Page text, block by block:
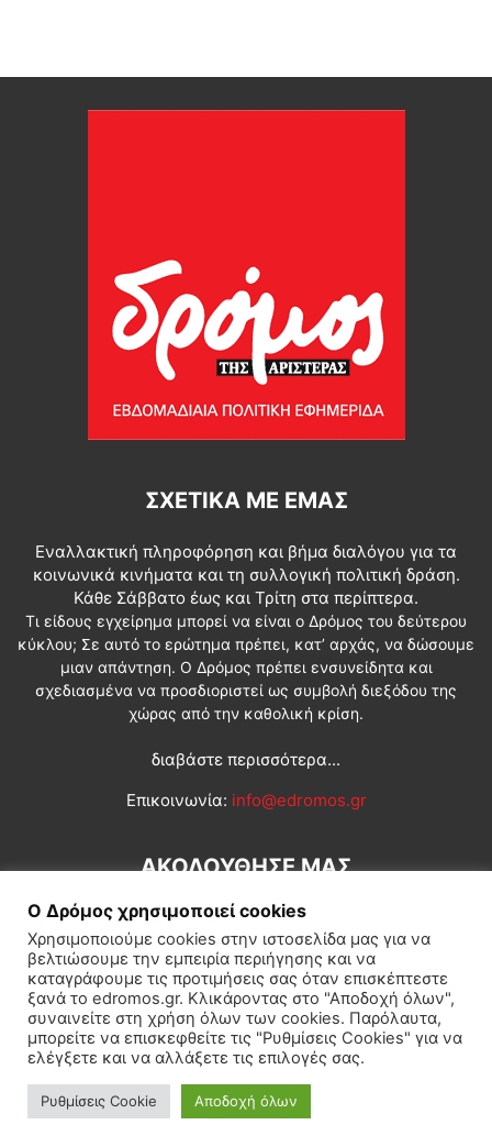
ΣΧΕΤΙΚΆ ΜΕ ΕΜΆΣ
Εναλλακτική πληροφόρηση και βήμα διαλόγου για τα
κοινωνικά κινήματα και τη συλλογική πολιτική δράση.
Κάθε Σάββατο έως και Τρίτη στα περίπτερα.
Τι είδους εγχείρημα μπορεί να είναι ο Δρόμος του δεύτερου
κύκλου; Σε αυτό το ερώτημα πρέπει, κατ’ αρχάς, να δώσουμε
μιαν απάντηση. Ο Δρόμος πρέπει ενσυνείδητα και
σχεδιασμένα να προσδιοριστεί ως συμβολή διεξόδου της
χώρας από την καθολική κρίση.
διαβάστε περισσότερα...
Επικοινωνία: info@edromos.gr
ΑΚΟΛΟΥΘΗΣΕ ΜΑΣ
Εγγραφή συνδρομητή Πολιτική Διεθνή Κοινωνία
Πολιτισμός Αφιερώματα
© Δρόμος της Αριστεράς
Ο Δρόμος χρησιμοποιεί cookies
Χρησιμοποιούμε cookies στην ιστοσελίδα μας για να
βελτιώσουμε την εμπειρία περιήγησης και να
καταγράφουμε τις προτιμήσεις σας όταν επισκέπτεστε
ξανά το edromos.gr. Κλικάροντας στο "Αποδοχή όλων",
συναινείτε στη χρήση όλων των cookies. Παρόλαυτα,
μπορείτε να επισκεφθείτε τις "Ρυθμίσεις Cookies" για να
ελέγξετε και να αλλάξετε τις επιλογές σας.
Ρυθμίσεις Cookie Αποδοχή όλων